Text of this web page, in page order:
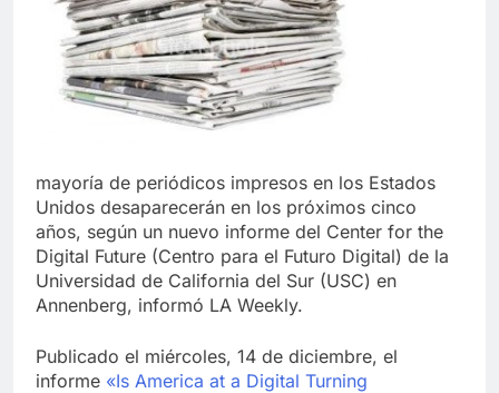
mayoría de periódicos impresos en los Estados
Unidos desaparecerán en los próximos cinco
años, según un nuevo informe del Center for the
Digital Future (Centro para el Futuro Digital) de la
Universidad de California del Sur (USC) en
Annenberg, informó LA Weekly.
Publicado el miércoles, 14 de diciembre, el
informe «Is America at a Digital Turning